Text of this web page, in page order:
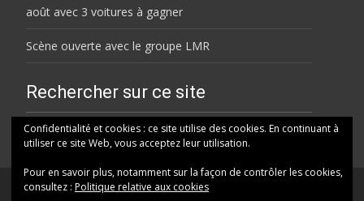
août avec 3 voitures à gagner
Scène ouverte avec le groupe LMR
Rechercher sur ce site
Rechercher
Confidentialité et cookies : ce site utilise des cookies. En continuant à
utiliser ce site Web, vous acceptez leur utilisation.
Pour en savoir plus, notamment sur la façon de contrôler les cookies,
consultez : Politique relative aux cookies